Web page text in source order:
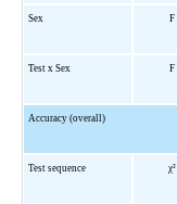
Sex F
Test x Sex F
Accuracy (overall)
Test sequence χ